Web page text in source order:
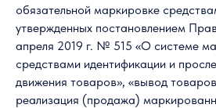
обязательной маркировке
утвержденных постановлением
апреля 2019 г. № 515 «О системе
средствами идентификации и
движения товаров», «вывод
реализация (продажа)